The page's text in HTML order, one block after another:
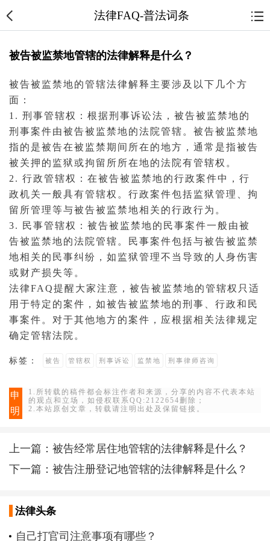
法律FAQ-普法词条
被告被监禁地管辖的法律解释是什么？
被告被监禁地的管辖法律解释主要涉及以下几个方
面：
1.刑事管辖权：根据刑事诉讼法 ，被告被监禁地的
刑事案件由被告被监禁地的法院管辖。被告被监禁地
指的是被告在被监禁期间所在的地方，通常是指被告
被关押的 监狱或拘留 所所在地的法院有管辖权。
2. 行政管辖权：在被告被监禁地的行政案件中，行
政机关一般具有管辖权。行政案件包括监狱管理、拘
留所管理等与被告被监禁地相关的行政行为。
3. 民事管辖权：被告被监禁地的 民事案件一般由被
告被监禁地的法院管辖。民事案件包括与被告被监禁
地相关的 民事纠纷 ，如监狱管理不当导致的人身伤害
或财产损失等。
法律FAQ提醒大家注意，被告被监禁地的管辖权只适
用于特定的案件，如被告被监禁地的刑事、行政和民
事案件。对于其他地方的案件，应根据相关法律规定
确定管辖法院。
标签： 被告 管辖权 刑事诉讼 监禁地 刑事律师咨询
申
明
1.所转载的稿件都会标注作者和来源，分享的内容不代表本站
的观点和立场，如侵权联系QQ:2122654删除；
2.本站原创文章，转载请注明出处及保留链接。
上一篇：被告经常居住地管辖的法律解释是什么？
下一篇：被告注册登记地管辖的法律解释是什么？
法律头条
自己打官司注意事项有哪些？